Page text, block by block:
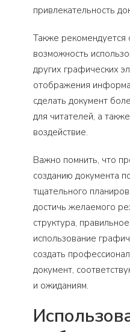
привлекательность
Также рекомендуется
возможность
других графических
отображения
сделать документ
для читателей, а
воздействие.
Важно помнить, что
созданию документа
тщательного
достичь желаемого
структура,
использование
создать
документ,
и ожиданиям.